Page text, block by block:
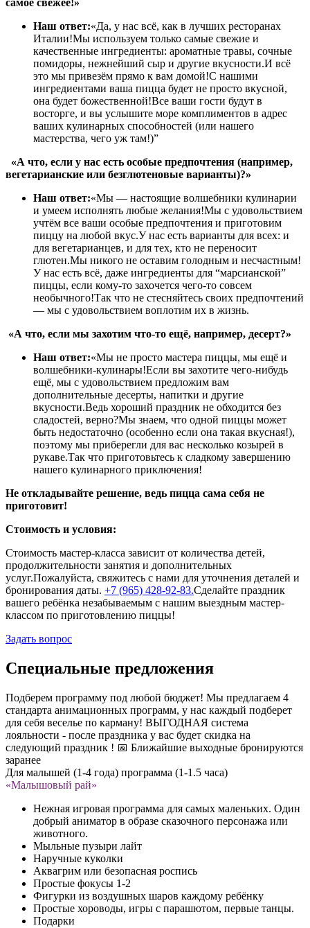
самое свежее!»
Наш ответ:«Да, у нас всё, как в лучших ресторанах
Италии!Мы используем только самые свежие и
качественные ингредиенты: ароматные травы, сочные
помидоры, нежнейший сыр и другие вкусности.И всё
это мы привезём прямо к вам домой!С нашими
ингредиентами ваша пицца будет не просто вкусной,
она будет божественной!Все ваши гости будут в
восторге, и вы услышите море комплиментов в адрес
ваших кулинарных способностей (или нашего
мастерства, чего уж там!)”
«А что, если у нас есть особые предпочтения (например,
вегетарианские или безглютеновые варианты)?»
Наш ответ:«Мы — настоящие волшебники кулинарии
и умеем исполнять любые желания!Мы с удовольствием
учтём все ваши особые предпочтения и приготовим
пиццу на любой вкус.У нас есть варианты для всех: и
для вегетарианцев, и для тех, кто не переносит
глютен.Мы никого не оставим голодным и несчастным!
У нас есть всё, даже ингредиенты для “марсианской”
пиццы, если кому-то захочется чего-то совсем
необычного!Так что не стесняйтесь своих предпочтений
— мы с удовольствием воплотим их в жизнь.
«А что, если мы захотим что-то ещё, например, десерт?»
Наш ответ:«Мы не просто мастера пиццы, мы ещё и
волшебники-кулинары!Если вы захотите чего-нибудь
ещё, мы с удовольствием предложим вам
дополнительные десерты, напитки и другие
вкусности.Ведь хороший праздник не обходится без
сладостей, верно?Мы знаем, что одной пиццы может
быть недостаточно (особенно если она такая вкусная!),
поэтому мы приберегли для вас несколько козырей в
рукаве.Так что приготовьтесь к сладкому завершению
нашего кулинарного приключения!
Не откладывайте решение, ведь пицца сама себя не
приготовит!
Стоимость и условия:
Стоимость мастер-класса зависит от количества детей,
продолжительности занятия и дополнительных
услуг.Пожалуйста, свяжитесь с нами для уточнения деталей и
бронирования даты. +7 (965) 428-92-83.Сделайте праздник
вашего ребёнка незабываемым с нашим выездным мастер-
классом по приготовлению пиццы!
Задать вопрос
Специальные предложения
Подберем программу под любой бюджет! Мы предлагаем 4
стандарта анимационных программ, у нас каждый подберет
для себя веселье по карману! ВЫГОДНАЯ система
лояльности - после праздника у вас будет скидка на
следующий праздник ! 📅 Ближайшие выходные бронируются
заранее
Для малышей (1-4 года) программа (1-1.5 часа)
«Малышовый рай»
Нежная игровая программа для самых маленьких. Один
добрый аниматор в образе сказочного персонажа или
животного.
Мыльные пузыри лайт
Наручные куколки
Аквагрим или безопасная роспись
Простые фокусы 1-2
Фигурки из воздушных шаров каждому ребёнку
Простые хороводы, игры с парашютом, первые танцы.
Подарки